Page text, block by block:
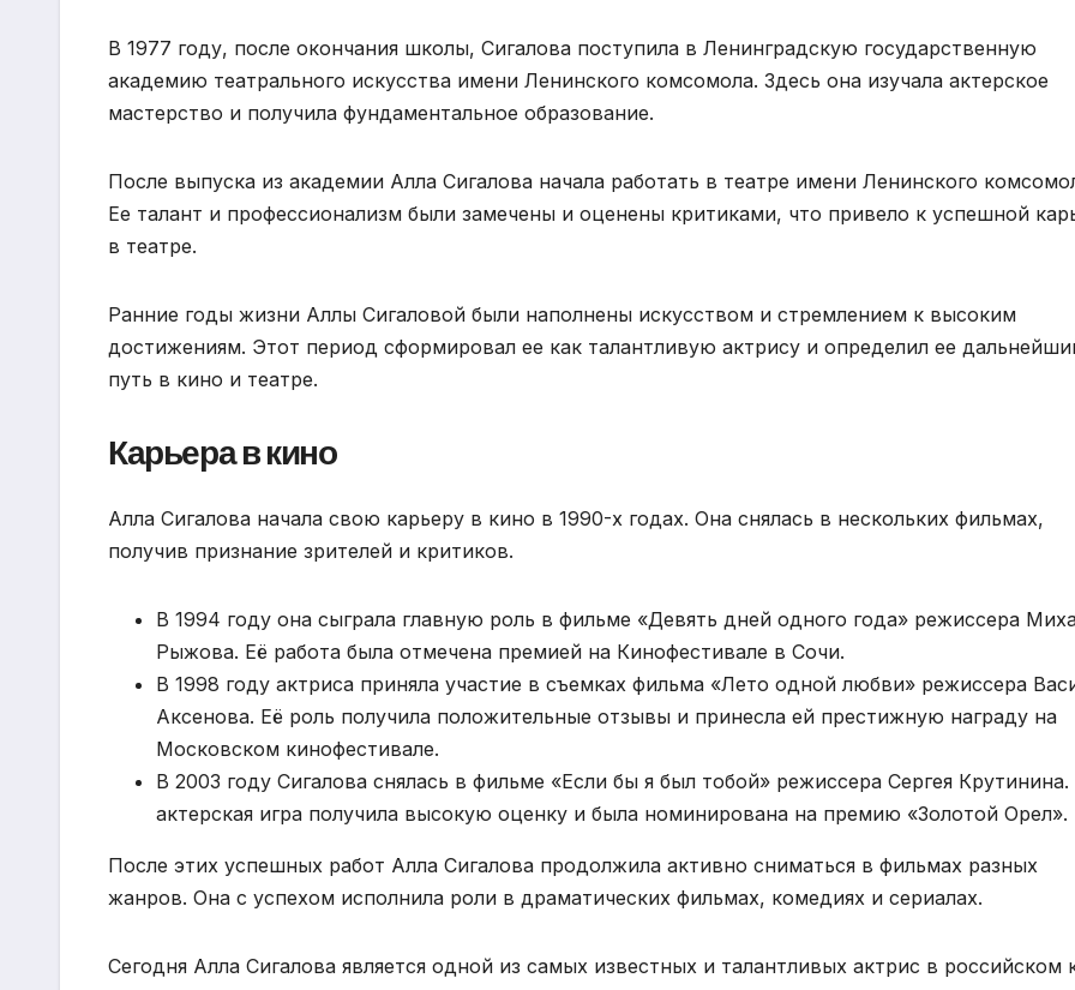
В 1977 году, после окончания школы, Сигалова поступила в Ленинградскую государственную
академию театрального искусства имени Ленинского комсомола. Здесь она изучала актерское
мастерство и получила фундаментальное образование.
После выпуска из академии Алла Сигалова начала работать в театре имени Ленинского
Ее талант и профессионализм были замечены и оценены критиками, что привело к успешной
в театре.
Ранние годы жизни Аллы Сигаловой были наполнены искусством и стремлением к высоким
достижениям. Этот период сформировал ее как талантливую актрису и определил ее
путь в кино и театре.
Карьера в кино
Алла Сигалова начала свою карьеру в кино в 1990-х годах. Она снялась в нескольких фильмах,
получив признание зрителей и критиков.
В 1994 году она сыграла главную роль в фильме «Девять дней одного года» режиссера
Рыжова. Её работа была отмечена премией на Кинофестивале в Сочи.
В 1998 году актриса приняла участие в съемках фильма «Лето одной любви» режиссера
Аксенова. Её роль получила положительные отзывы и принесла ей престижную награду на
Московском кинофестивале.
В 2003 году Сигалова снялась в фильме «Если бы я был тобой» режиссера Сергея Крутинина.
актерская игра получила высокую оценку и была номинирована на премию «Золотой Орел».
После этих успешных работ Алла Сигалова продолжила активно сниматься в фильмах разных
жанров. Она с успехом исполнила роли в драматических фильмах, комедиях и сериалах.
Сегодня Алла Сигалова является одной из самых известных и талантливых актрис в российском